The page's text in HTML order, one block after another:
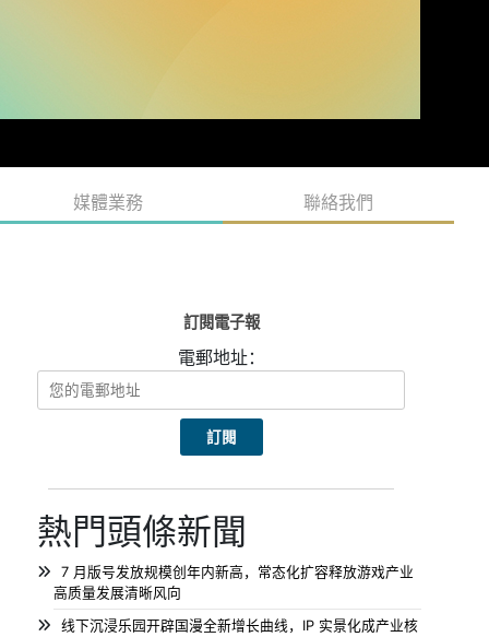
媒體業務 聯絡我們
訂閱電子報
電郵地址：
熱門頭條新聞
7 月版号发放规模创年内新高，常态化扩容释放游戏产业
高质量发展清晰风向
线下沉浸乐园开辟国漫全新增长曲线，IP 实景化成产业核